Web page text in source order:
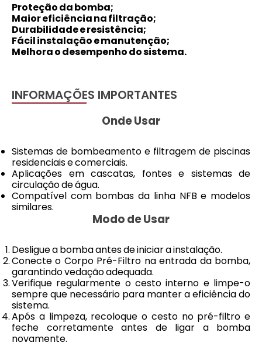
Proteção da bomba;
Maior eficiência na filtração;
Durabilidade e resistência;
Fácil instalação e manutenção;
Melhora o desempenho do sistema.
INFORMAÇÕES IMPORTANTES
Onde Usar
Sistemas de bombeamento e filtragem de piscinas
residenciais e comerciais.
Aplicações em cascatas, fontes e sistemas de
circulação de água.
Compatível com bombas da linha NFB e modelos
similares.
Modo de Usar
Desligue a bomba antes de iniciar a instalação.
Conecte o Corpo Pré-Filtro na entrada da bomba,
garantindo vedação adequada.
Verifique regularmente o cesto interno e limpe-o
sempre que necessário para manter a eficiência do
sistema.
Após a limpeza, recoloque o cesto no pré-filtro e
feche corretamente antes de ligar a bomba
novamente.